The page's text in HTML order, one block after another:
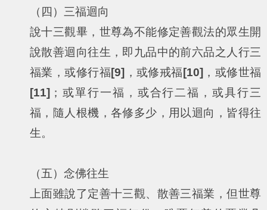
（四）三福迴向
說十三觀畢，世尊為不能修定善觀法的眾生開
說散善迴向往生，即九品中的前六品之人行三
福業，或修行福[9] ，或修戒福 [10] ，或修世福
[11] ；或單行一福，或合行二福，或具行三
福，隨人根機，各修多少，用以迴向，皆得往
生。
（五）念佛往生
上面雖說了定善十三觀、散善三福業，但世尊